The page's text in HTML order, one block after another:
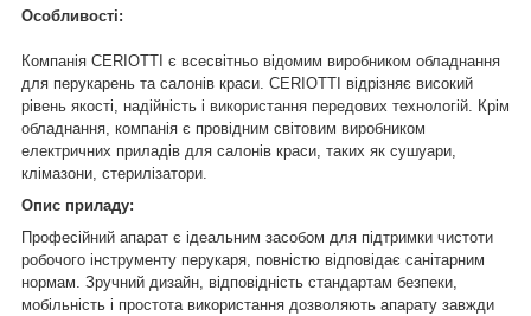
Особливості:
Компанія CERIOTTI є всесвітньо відомим виробником обладнання
для перукарень та салонів краси. CERIOTTI відрізняє високий
рівень якості, надійність і використання передових технологій. Крім
обладнання, компанія є провідним світовим виробником
електричних приладів для салонів краси, таких як сушуари,
клімазони, стерилізатори.
Опис приладу:
Професійний апарат є ідеальним засобом для підтримки чистоти
робочого інструменту перукаря, повністю відповідає санітарним
нормам. Зручний дизайн, відповідність стандартам безпеки,
мобільність і простота використання дозволяють апарату завжди